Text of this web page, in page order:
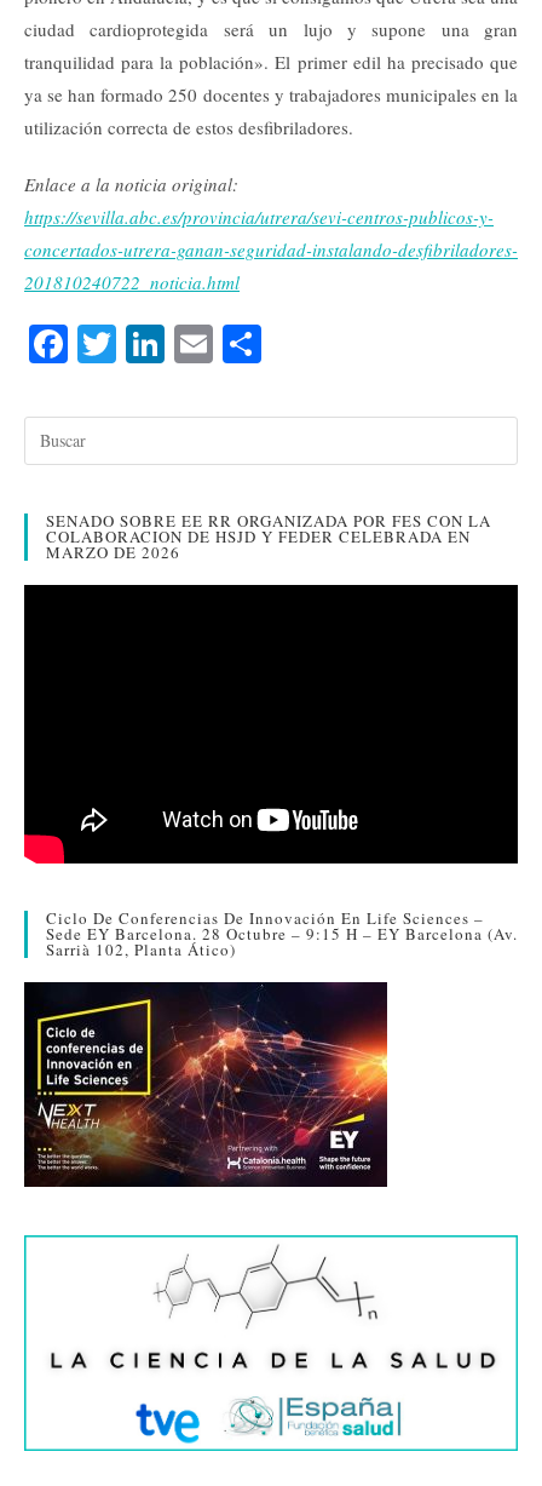
ciudad cardioprotegida será un lujo y supone una gran
tranquilidad para la población». El primer edil ha precisado que
ya se han formado 250 docentes y trabajadores municipales en la
utilización correcta de estos desfibriladores.
Enlace a la noticia original:
https://sevilla.abc.es/provincia/utrera/sevi-centros-publicos-y-
concertados-utrera-ganan-seguridad-instalando-desfibriladores-
201810240722_noticia.html
Fa
bo
ok
T
tte
r
Li
ed
In
E
ailm
pa
r
SENADO SOBRE EE RR ORGANIZADA POR FES CON LA
COLABORACION DE HSJD Y FEDER CELEBRADA EN
MARZO DE 2026
Ciclo De Conferencias De Innovación En Life Sciences –
Sede EY Barcelona. 28 Octubre – 9:15 H – EY Barcelona (Av.
Sarrià 102, Planta Ático)